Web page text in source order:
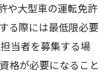
や大型車の運転免許
る際には最低限必要
当者を募集する場
格が必要になること